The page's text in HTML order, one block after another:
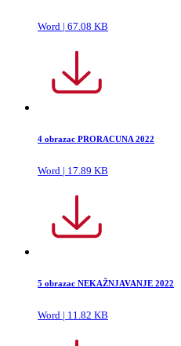
Word | 67.08 KB
4 obrazac PRORACUNA 2022
Word | 17.89 KB
5 obrazac NEKAŽNJAVANJE 2022
Word | 11.82 KB